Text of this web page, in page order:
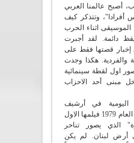
أصبح عالمنا العربي
أفرادا"، وتتذكر كيف
اثناء الحرب
دائمة. لقد أجبرت
إخبار قصتها فقط على
هكذا وجدت
في العام 1976 تصور اول لقطة سينمائية
مبنى أحد الاحزاب
في أرشيف
المخرجة فخرج منها في العام 1979 فيلمها الاول
الذي يصور تناحر
أرض لبنان. لم يكن